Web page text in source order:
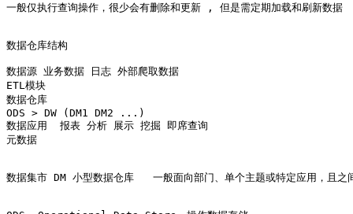
一般仅执行查询操作，很少会有删除和更新 , 但是需定期加载和刷新数据
数据仓库结构
数据源 业务数据 日志 外部爬取数据
ETL模块
数据仓库
ODS > DW (DM1 DM2 ...)
数据应用  报表 分析 展示 挖掘 即席查询
元数据
数据集市 DM 小型数据仓库   一般面向部门、单个主题或特定应用，且之